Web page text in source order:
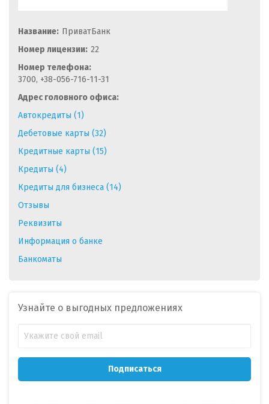
Название: ПриватБанк
Номер лицензии: 22
Номер телефона:
3700, +38-056-716-11-31
Адрес головного офиса:
Автокредиты (1)
Дебетовые карты (32)
Кредитные карты (15)
Кредиты (4)
Кредиты для бизнеса (14)
Отзывы
Реквизиты
Информация о банке
Банкоматы
Узнайте о выгодных предложениях
Подписаться